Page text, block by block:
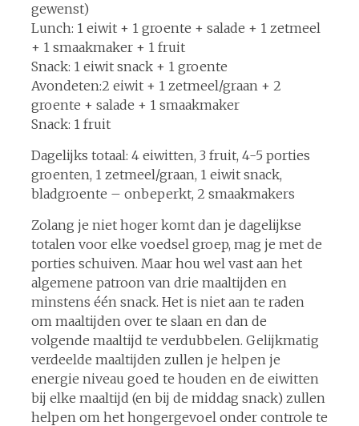
gewenst)
Lunch: 1 eiwit + 1 groente + salade + 1 zetmeel
+ 1 smaakmaker + 1 fruit
Snack: 1 eiwit snack + 1 groente
Avondeten:2 eiwit + 1 zetmeel/graan + 2
groente + salade + 1 smaakmaker
Snack: 1 fruit
Dagelijks totaal: 4 eiwitten, 3 fruit, 4-5 porties
groenten, 1 zetmeel/graan, 1 eiwit snack,
bladgroente – onbeperkt, 2 smaakmakers
Zolang je niet hoger komt dan je dagelijkse
totalen voor elke voedsel groep, mag je met de
porties schuiven. Maar hou wel vast aan het
algemene patroon van drie maaltijden en
minstens één snack. Het is niet aan te raden
om maaltijden over te slaan en dan de
volgende maaltijd te verdubbelen. Gelijkmatig
verdeelde maaltijden zullen je helpen je
energie niveau goed te houden en de eiwitten
bij elke maaltijd (en bij de middag snack) zullen
helpen om het hongergevoel onder controle te